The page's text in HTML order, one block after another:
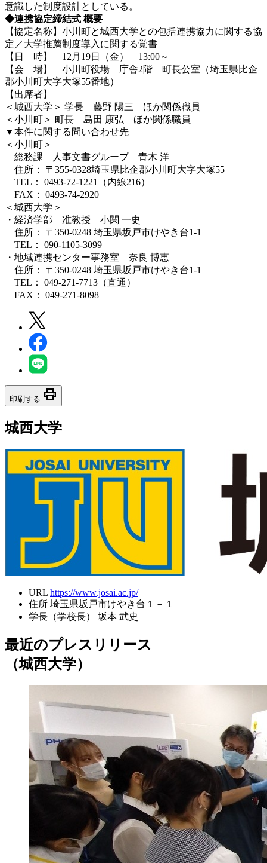
意識した制度設計としている。
◆連携協定締結式 概要
【協定名称】小川町と城西大学との包括連携協力に関する協
定／大学推薦制度導入に関する覚書
【日 時】 12月19日（金） 13:00～
【会 場】 小川町役場 庁舎2階 町長公室（埼玉県比企
郡小川町大字大塚55番地）
【出席者】
＜城西大学＞ 学長 藤野 陽三 ほか関係職員
＜小川町＞ 町長 島田 康弘 ほか関係職員
▼本件に関する問い合わせ先
＜小川町＞
総務課 人事文書グループ 青木 洋
住所： 〒355-0328埼玉県比企郡小川町大字大塚55
TEL： 0493-72-1221（内線216）
FAX： 0493-74-2920
＜城西大学＞
・経済学部 准教授 小関 一史
住所： 〒350-0248 埼玉県坂戸市けやき台1-1
TEL： 090-1105-3099
・地域連携センター事務室 奈良 博恵
住所： 〒350-0248 埼玉県坂戸市けやき台1-1
TEL： 049-271-7713（直通）
FAX： 049-271-8098
印刷する print
城西大学
URL https://www.josai.ac.jp/
住所 埼玉県坂戸市けやき台１－１
学長（学校長）
坂本 武史
最近のプレスリリース
（城西大学）